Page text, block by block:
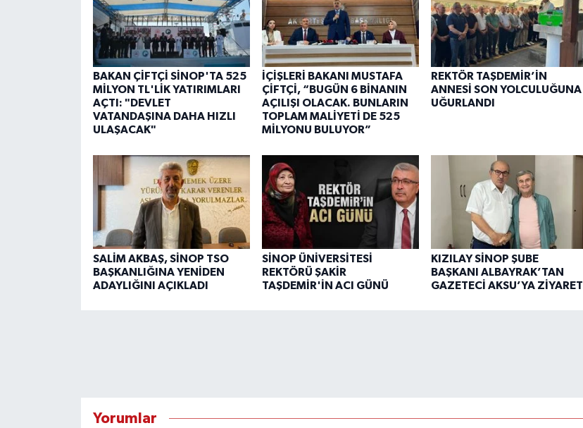
BAKAN ÇİFTÇİ SİNOP'TA 525
MİLYON TL'LİK YATIRIMLARI
AÇTI: "DEVLET
VATANDAŞINA DAHA HIZLI
ULAŞACAK"
İÇİŞLERİ BAKANI MUSTAFA
ÇİFTÇİ, “BUGÜN 6 BİNANIN
AÇILIŞI OLACAK. BUNLARIN
TOPLAM MALİYETİ DE 525
MİLYONU BULUYOR”
REKTÖR TAŞDEMİR’İN
ANNESİ SON YOLCULUĞUNA
UĞURLANDI
SALİM AKBAŞ, SİNOP TSO
BAŞKANLIĞINA YENİDEN
ADAYLIĞINI AÇIKLADI
SİNOP ÜNİVERSİTESİ
REKTÖRÜ ŞAKİR
TAŞDEMİR'İN ACI GÜNÜ
KIZILAY SİNOP ŞUBE
BAŞKANI ALBAYRAK’TAN
GAZETECİ AKSU’YA ZİYARET
Yorumlar